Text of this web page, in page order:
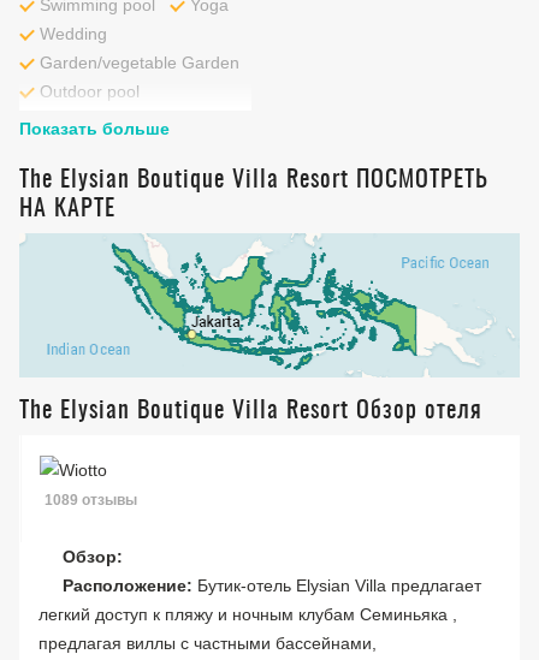
Swimming pool
Yoga
Wedding
Garden/vegetable Garden
Outdoor pool
Показать больше
The Elysian Boutique Villa Resort ПОСМОТРЕТЬ
НА КАРТЕ
The Elysian Boutique Villa Resort Обзор отеля
Обзор:
Расположение: Бутик-отель Elysian Villa предлагает
легкий доступ к пляжу и ночным клубам Семиньяка ,
предлагая виллы с частными бассейнами,
1089 отзывы